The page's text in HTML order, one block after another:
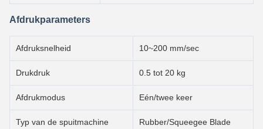
Afdrukparameters
Afdruksnelheid 10~200 mm/sec
Drukdruk 0.5 tot 20 kg
Afdrukmodus Eén/twee keer
Typ van de spuitmachine
Rubber/Squeegee Blade